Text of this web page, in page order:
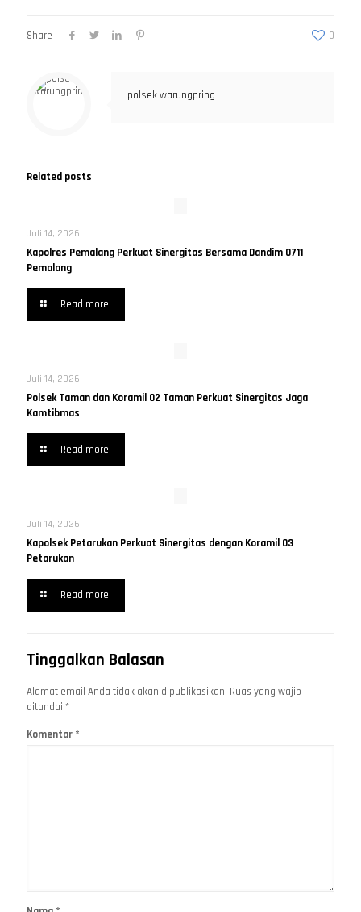
Share 0
polsek warungpring
Related posts
Juli 14, 2026
Kapolres Pemalang Perkuat Sinergitas Bersama Dandim 0711
Pemalang
Read more
Juli 14, 2026
Polsek Taman dan Koramil 02 Taman Perkuat Sinergitas Jaga
Kamtibmas
Read more
Juli 14, 2026
Kapolsek Petarukan Perkuat Sinergitas dengan Koramil 03
Petarukan
Read more
Tinggalkan Balasan
Alamat email Anda tidak akan dipublikasikan. Ruas yang wajib
ditandai *
Komentar *